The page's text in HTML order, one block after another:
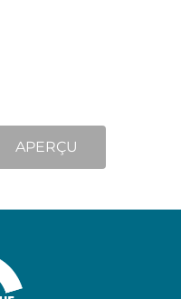
APERÇU